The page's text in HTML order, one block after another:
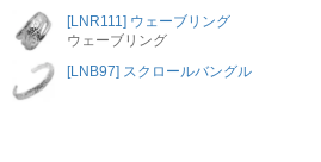
[LNR111] ウェーブリング
ウェーブリング
[LNB97] スクロールバングル